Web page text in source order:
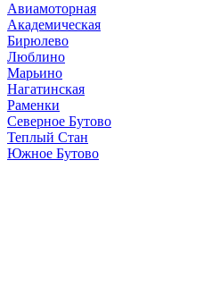
Авиамоторная
Академическая
Бирюлево
Люблино
Марьино
Нагатинская
Раменки
Северное Бутово
Теплый Стан
Южное Бутово